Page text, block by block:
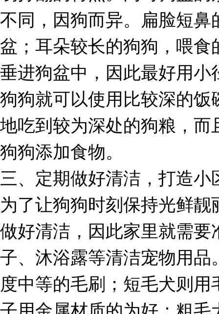
不同，因狗而异。扁脸短
盆；耳朵较长的狗狗，喂
垂进狗盆中，因此最好用
狗狗就可以使用比较深的
地吃到较为深处的狗粮，
狗狗添加食物。
三、定期做好清洁，打造小
为了让狗狗时刻保持光鲜
做好清洁，因此家里就需
子、沐浴露等清洁宠物用
度中等的毛刷；短毛犬则